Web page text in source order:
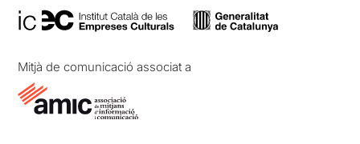
Mitjà de comunicació associat a